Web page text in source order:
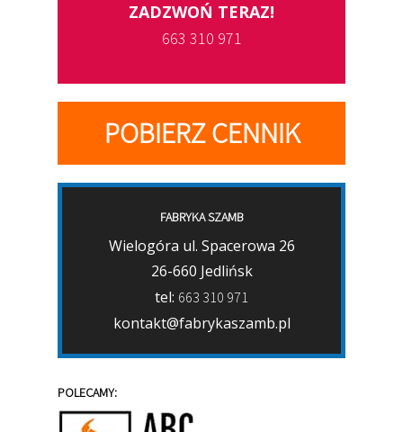
ZADZWOŃ TERAZ!
663 310 971
POBIERZ CENNIK
FABRYKA SZAMB
Wielogóra ul. Spacerowa 26
26-660 Jedlińsk
tel: 663 310 971
kontakt@fabrykaszamb.pl
POLECAMY: